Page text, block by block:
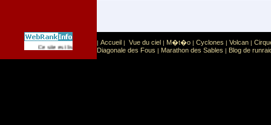
Ce site est list� dans la cat�gorie Sport: Sports extr�mes
| Accueil | Vue du ciel | M�t�o | Cyclones | Volcan |
Diagonale des Fous | Marathon des Sables | Blog de